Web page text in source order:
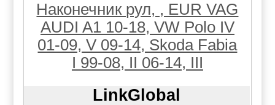
Наконечник рул, , EUR VAG
AUDI A1 10-18, VW Polo IV
01-09, V 09-14, Skoda Fabia
I 99-08, II 06-14, III
LinkGlobal